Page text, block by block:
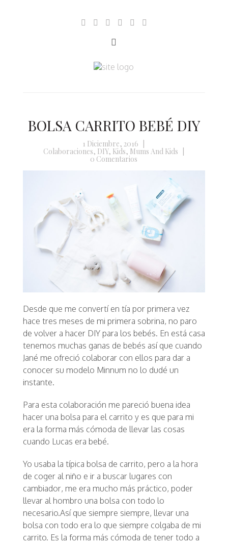
BOLSA CARRITO BEBÉ DIY
1 Diciembre, 2016
Colaboraciones, DIY, Kids, Mums And Kids
0 Comentarios
Desde que me convertí en tía por primera vez
hace tres meses de mi primera sobrina, no paro
de volver a hacer DIY para los bebés. En está casa
tenemos muchas ganas de bebés así que cuando
Jané me ofreció colaborar con ellos para dar a
conocer su modelo Minnum no lo dudé un
instante.
Para esta colaboración me pareció buena idea
hacer una bolsa para el carrito y es que para mi
era la forma más cómoda de llevar las cosas
cuando Lucas era bebé.
Yo usaba la típica bolsa de carrito, pero a la hora
de coger al niño e ir a buscar lugares con
cambiador, me era mucho más práctico, poder
llevar al hombro una bolsa con todo lo
necesario.Así que siempre siempre, llevar una
bolsa con todo era lo que siempre colgaba de mi
carrito. Es la forma más cómoda de tener todo a